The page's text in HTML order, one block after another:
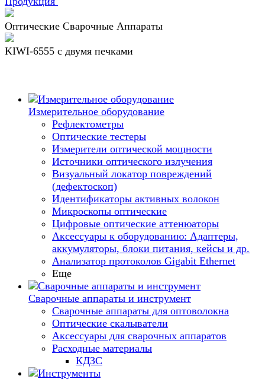
Оптические Сварочные Аппараты
KIWI-6555 c двумя печками
Измерительное оборудование
Рефлектометры
Оптические тестеры
Измерители оптической мощности
Источники оптического излучения
Визуальный локатор повреждений
(дефектоскоп)
Идентификаторы активных волокон
Микроскопы оптические
Цифровые оптические аттенюаторы
Аксессуары к оборудованию: Адаптеры,
аккумуляторы, блоки питания, кейсы и др.
Анализатор протоколов Gigabit Ethernet
Еще
Сварочные аппараты и инструмент
Сварочные аппараты для оптоволокна
Оптические скалыватели
Аксессуары для сварочных аппаратов
Расходные материалы
КДЗС